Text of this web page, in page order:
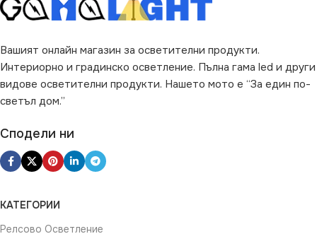
Не се димира
ПРЕДНАЗНАЧЕНИЕ
за Веранда , за Гараж ,за
Двор, за Къща
ВИД LED
Вашият онлайн магазин за осветителни продукти.
Интериорно и градинско осветление. Пълна гама led и други
видове осветителни продукти. Нашето мото е “За един по-
светъл дом.”
Сподели ни
КАТЕГОРИИ
Релсово Осветление